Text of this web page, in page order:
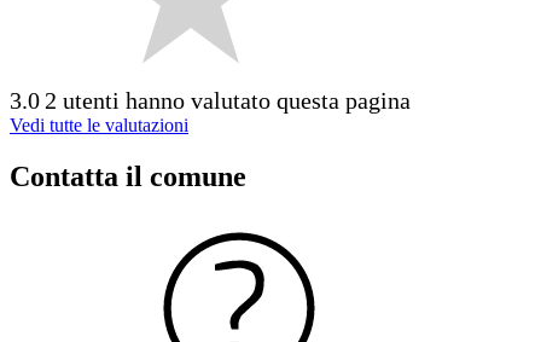
3.0 2 utenti hanno valutato questa pagina
Vedi tutte le valutazioni
Contatta il comune